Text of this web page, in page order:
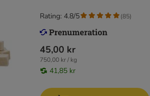
45,00 kr
750,00 kr / kg
41,85 kr
Rating: 4.8/5 (85)